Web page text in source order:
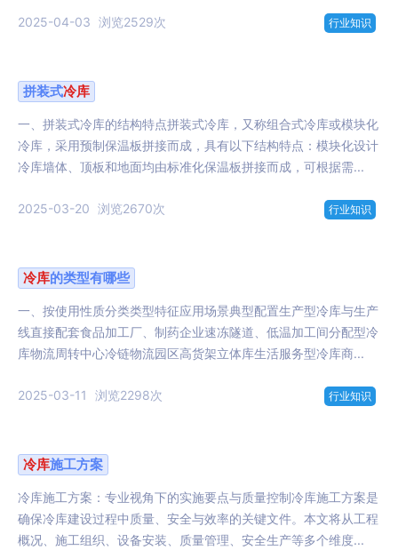
2025-04-03 浏览2529次 行业知识
拼装式冷库
一、拼装式冷库的结构特点拼装式冷库，又称组合式冷库或模块化
冷库，采用预制保温板拼接而成，具有以下结构特点：模块化设计
冷库墙体、顶板和地面均由标准化保温板拼接而成，可根据需...
2025-03-20 浏览2670次 行业知识
冷库的类型有哪些
一、按使用性质分类类型特征应用场景典型配置生产型冷库与生产
线直接配套食品加工厂、制药企业速冻隧道、低温加工间分配型冷
库物流周转中心冷链物流园区高货架立体库生活服务型冷库商...
2025-03-11 浏览2298次 行业知识
冷库施工方案
冷库施工方案：专业视角下的实施要点与质量控制冷库施工方案是
确保冷库建设过程中质量、安全与效率的关键文件。本文将从工程
概况、施工组织、设备安装、质量管理、安全生产等多个维度...